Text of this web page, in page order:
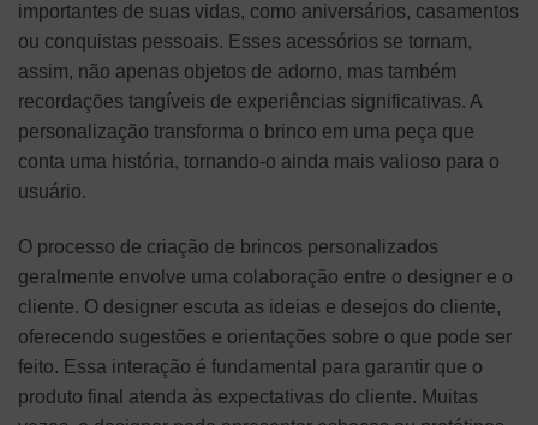
importantes de suas vidas, como aniversários, casamentos
ou conquistas pessoais. Esses acessórios se tornam,
assim, não apenas objetos de adorno, mas também
recordações tangíveis de experiências significativas. A
personalização transforma o brinco em uma peça que
conta uma história, tornando-o ainda mais valioso para o
usuário.
O processo de criação de brincos personalizados
geralmente envolve uma colaboração entre o designer e o
cliente. O designer escuta as ideias e desejos do cliente,
oferecendo sugestões e orientações sobre o que pode ser
feito. Essa interação é fundamental para garantir que o
produto final atenda às expectativas do cliente. Muitas